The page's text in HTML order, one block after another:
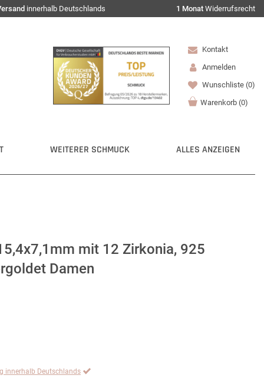
innerhalb Deutschlands 1 Monat Widerrufsrecht
Kontakt
Anmelden
Wunschliste (0)
Warenkorb (0)
WEITERER SCHMUCK ALLES ANZEIGEN
mit 12 Zirkonia, 925
Damen
innerhalb Deutschlands